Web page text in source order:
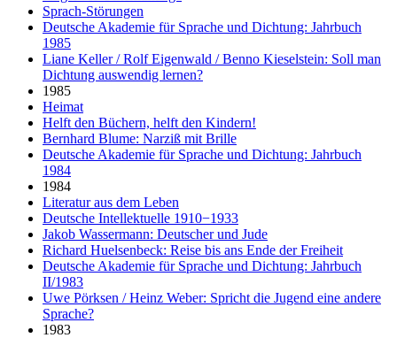
Sprach-Störungen
Deutsche Akademie für Sprache und Dichtung: Jahrbuch
1985
Liane Keller / Rolf Eigenwald / Benno Kieselstein: Soll man
Dichtung auswendig lernen?
1985
Heimat
Helft den Büchern, helft den Kindern!
Bernhard Blume: Narziß mit Brille
Deutsche Akademie für Sprache und Dichtung: Jahrbuch
1984
1984
Literatur aus dem Leben
Deutsche Intellektuelle 1910−1933
Jakob Wassermann: Deutscher und Jude
Richard Huelsenbeck: Reise bis ans Ende der Freiheit
Deutsche Akademie für Sprache und Dichtung: Jahrbuch
II/1983
Uwe Pörksen / Heinz Weber: Spricht die Jugend eine andere
Sprache?
1983